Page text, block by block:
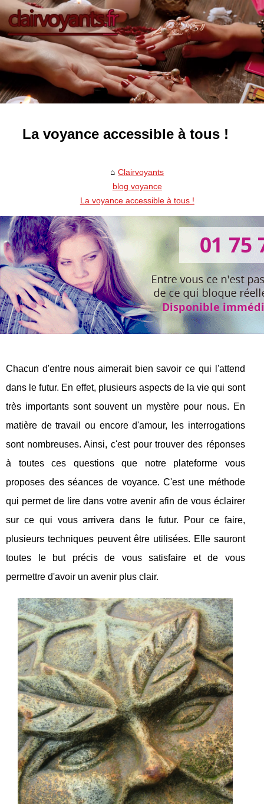
La voyance accessible à tous !
Clairvoyants
blog voyance
La voyance accessible à tous !
Chacun d'entre nous aimerait bien savoir ce qui l'attend
dans le futur. En effet, plusieurs aspects de la vie qui sont
très importants sont souvent un mystère pour nous. En
matière de travail ou encore d'amour, les interrogations
sont nombreuses. Ainsi, c'est pour trouver des réponses
à toutes ces questions que notre plateforme vous
proposes des séances de voyance. C'est une méthode
qui permet de lire dans votre avenir afin de vous éclairer
sur ce qui vous arrivera dans le futur. Pour ce faire,
plusieurs techniques peuvent être utilisées. Elle sauront
toutes le but précis de vous satisfaire et de vous
permettre d'avoir un avenir plus clair.